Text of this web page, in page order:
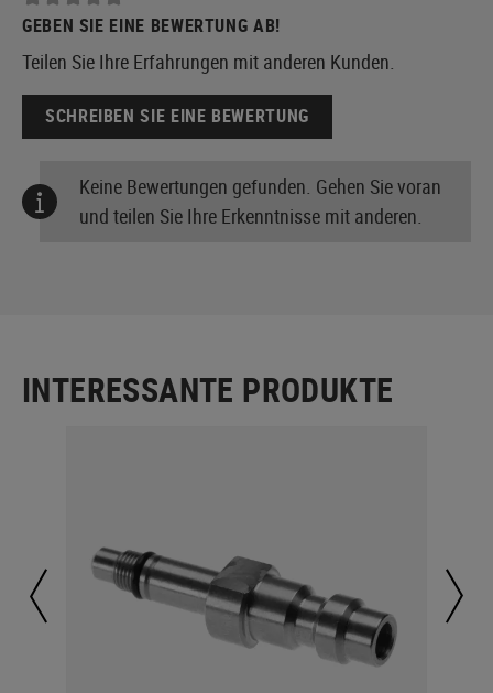
GEBEN SIE EINE BEWERTUNG AB!
Teilen Sie Ihre Erfahrungen mit anderen Kunden.
SCHREIBEN SIE EINE BEWERTUNG
Keine Bewertungen gefunden. Gehen Sie voran
und teilen Sie Ihre Erkenntnisse mit anderen.
INTERESSANTE PRODUKTE